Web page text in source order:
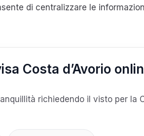
di centralizzare le
Costa d’Avorio
richiedendo il visto per la